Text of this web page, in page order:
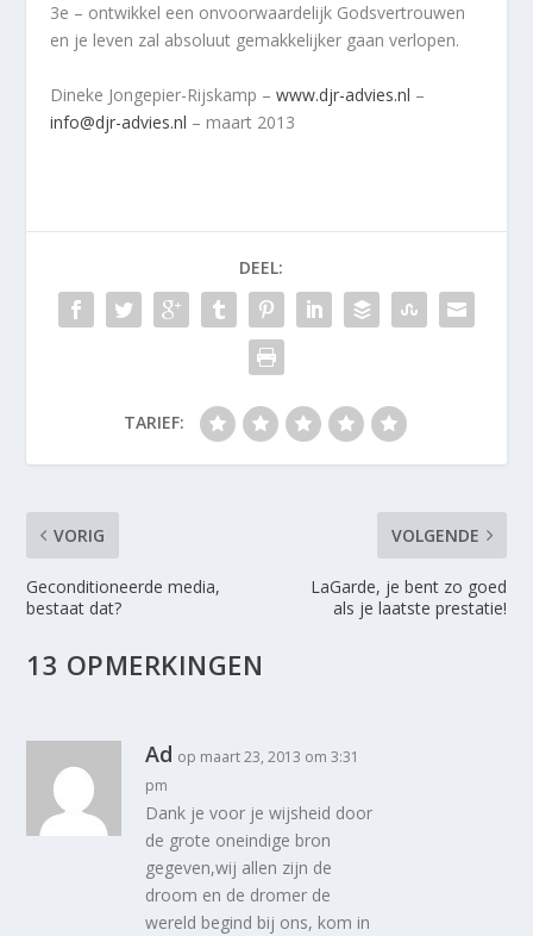
3e – ontwikkel een onvoorwaardelijk Godsvertrouwen
en je leven zal absoluut gemakkelijker gaan verlopen.
Dineke Jongepier-Rijskamp –www.djr-advies.nl –
info@djr-advies.nl – maart 2013
DEEL:
TARIEF:
VORIG
Geconditioneerde media,
bestaat dat?
VOLGENDE
LaGarde, je bent zo goed
als je laatste prestatie!
13 OPMERKINGEN
Ad op maart 23, 2013 om 3:31
pm
Dank je voor je wijsheid door
de grote oneindige bron
gegeven,wij allen zijn de
droom en de dromer de
wereld begind bij ons, kom in